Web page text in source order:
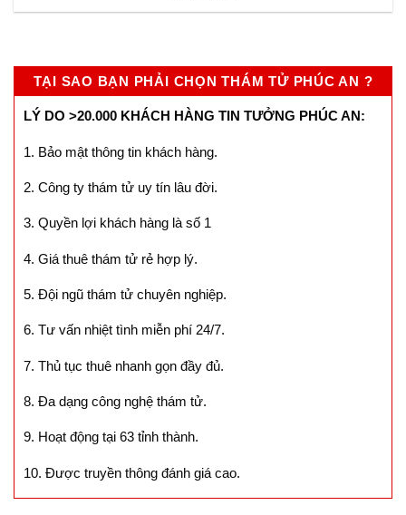
TẠI SAO BẠN PHẢI CHỌN THÁM TỬ PHÚC AN ?
LÝ DO >20.000 KHÁCH HÀNG TIN TƯỞNG PHÚC AN:
1. Bảo mật thông tin khách hàng.
2. Công ty thám tử uy tín lâu đời.
3. Quyền lợi khách hàng là số 1
4. Giá thuê thám tử rẻ hợp lý.
5. Đội ngũ thám tử chuyên nghiệp.
6. Tư vấn nhiệt tình miễn phí 24/7.
7. Thủ tục thuê nhanh gọn đầy đủ.
8. Đa dạng công nghệ thám tử.
9. Hoạt động tại 63 tỉnh thành.
10. Được truyền thông đánh giá cao.